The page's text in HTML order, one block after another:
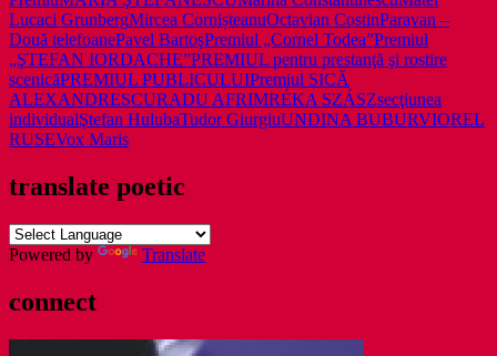
Lucaci GrunbergMircea CornișteanuOctavian CostinParavan –
Două telefoanePavel BartoşPremiul „Cornel Todea”Premiul
„ŞTEFAN IORDACHE”PREMIUL pentru prestanţă şi rostire
scenicăPREMIUL PUBLICULUIPremiul SICĂ
ALEXANDRESCURADU AFRIMRÉKA SZÁSZsecţiunea
individualŞtefan HulubaTudor GiurgiuUNDINA BUBURVIOREL
RUSEVox Maris
translate poetic
Powered by Translate
connect